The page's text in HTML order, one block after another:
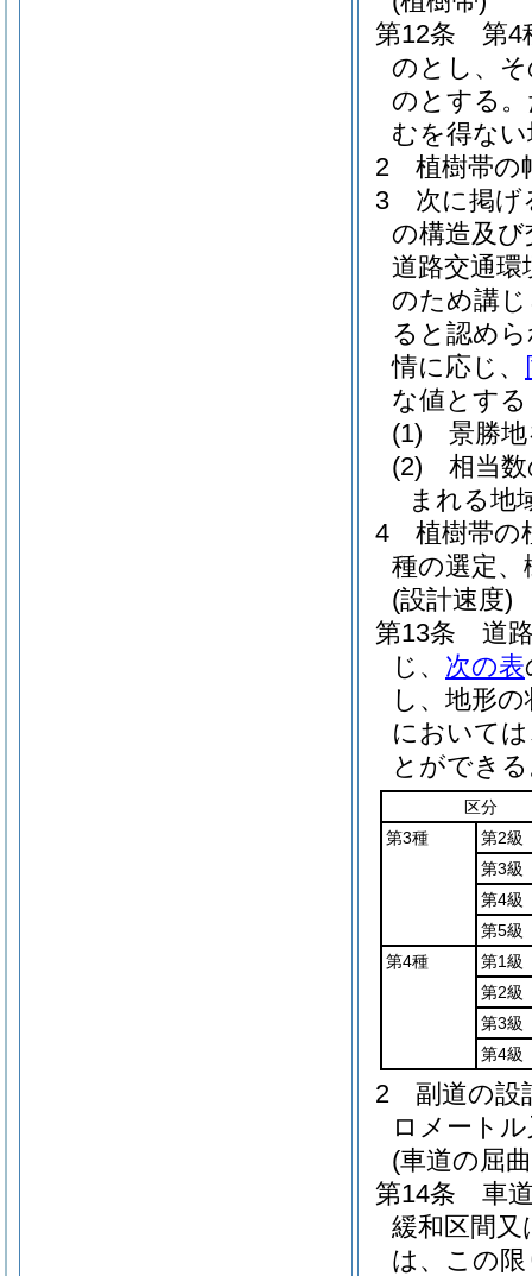
第12条
第4
のとし、
のとする。
むを得な
2
植樹帯の
3
次に掲げ
の構造及
道路交通
のため講
ると認め
情に応じ、
な値とす
(1)
景勝
(2)
相当
まれる地
4
植樹帯の
種の選定
(設計速度)
第13条
道
じ、 次の表
し、地形
において
とができ
区分
第3種
第2級
第3級
第4級
第5級
第4種
第1級
第2級
第3級
第4級
2
副道の設
ロメート
(車道の屈
第14条
車
緩和区間又
は、この